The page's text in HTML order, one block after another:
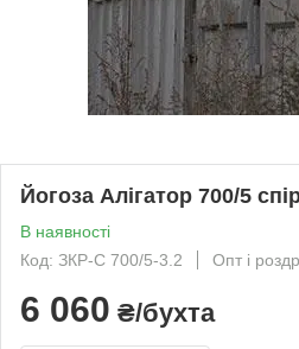
Йогоза Алігатор 700/5
В наявності
Код: ЗКР-С 700/5-3.2
Опт і
6 060 ₴/бухта